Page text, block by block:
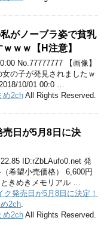
がノーブラ姿で貧乳
ｗｗ【H注意】
No.77777777 【画像】
の子が発見されましたｗ
10/01 00:0 …
め2chAll Rights Reserved.
売日が5月8日に決
ID:rZbLAufo0.net 発
希望小売価格） 6,600円
きめきメモリアル …
ク発売日が5月8日に決定！
2ch
め2chAll Rights Reserved.